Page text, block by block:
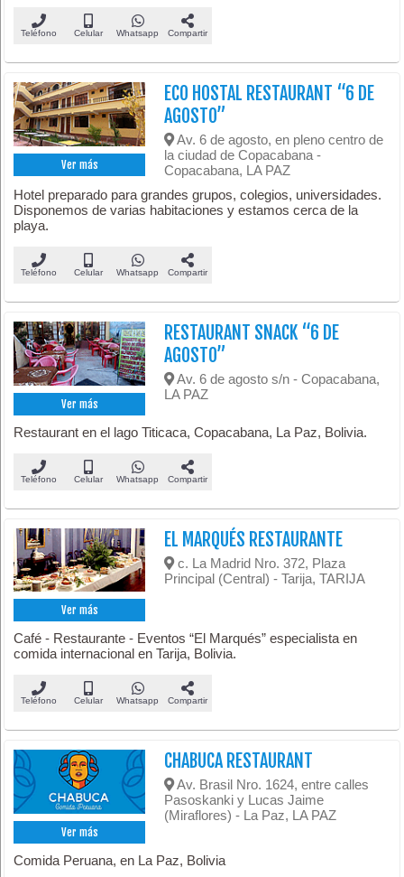
Teléfono Celular Whatsapp Compartir
Ver más
ECO HOSTAL RESTAURANT “6 DE
AGOSTO”
Av. 6 de agosto, en pleno centro de
la ciudad de Copacabana -
Copacabana, LA PAZ
Hotel preparado para grandes grupos, colegios, universidades.
Disponemos de varias habitaciones y estamos cerca de la
playa.
Teléfono Celular Whatsapp Compartir
Ver más
RESTAURANT SNACK “6 DE
AGOSTO”
Av. 6 de agosto s/n - Copacabana,
LA PAZ
Restaurant en el lago Titicaca, Copacabana, La Paz, Bolivia.
Teléfono Celular Whatsapp Compartir
Ver más
EL MARQUÉS RESTAURANTE
c. La Madrid Nro. 372, Plaza
Principal (Central) - Tarija, TARIJA
Café - Restaurante - Eventos “El Marqués” especialista en
comida internacional en Tarija, Bolivia.
Teléfono Celular Whatsapp Compartir
Ver más
CHABUCA RESTAURANT
Av. Brasil Nro. 1624, entre calles
Pasoskanki y Lucas Jaime
(Miraflores) - La Paz, LA PAZ
Comida Peruana, en La Paz, Bolivia